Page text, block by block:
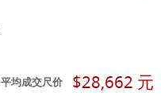
平均成交尺价 $28,662 元